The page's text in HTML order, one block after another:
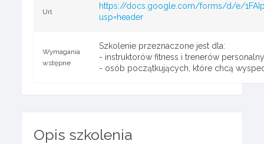
Url
https://docs.google.com/forms/d/e/
usp=header
Wymagania
wstępne
Szkolenie przeznaczone jest dla:
- instruktorów fitness i trenerów
- osób początkujących, które chcą
Opis szkolenia